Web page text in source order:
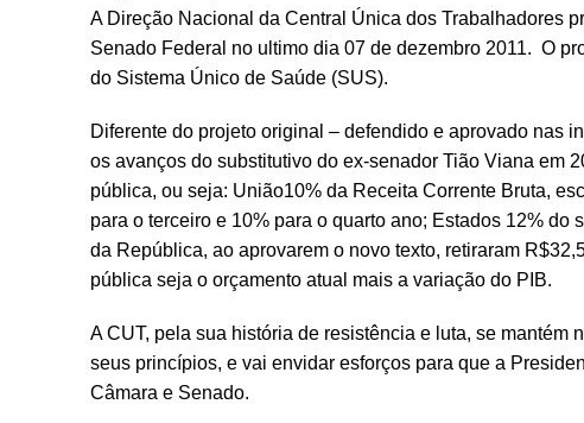
A Direção Nacional da Central Única dos Trabalhadores
Senado Federal no ultimo dia 07 de dezembro 2011. O
do Sistema Único de Saúde (SUS).
Diferente do projeto original – defendido e aprovado nas
os avanços do substitutivo do ex-senador Tião Viana em
pública, ou seja: União10% da Receita Corrente Bruta,
para o terceiro e 10% para o quarto ano; Estados 12%
da República, ao aprovarem o novo texto, retiraram
pública seja o orçamento atual mais a variação do PIB.
A CUT, pela sua história de resistência e luta, se
seus princípios, e vai envidar esforços para que a
Câmara e Senado.